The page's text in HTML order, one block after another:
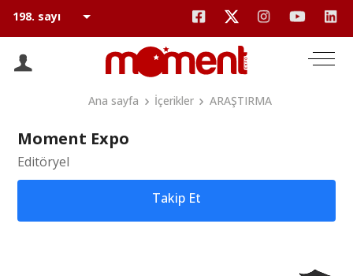
Ana sayfa İçerikler ARAŞTIRMA
Moment Expo
Editöryel
Takip Et